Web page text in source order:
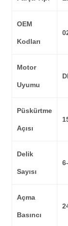
OEM
Kodları
Motor
Uyumu
Püskürtme
Açısı
Delik
Sayısı
Açma
Basıncı